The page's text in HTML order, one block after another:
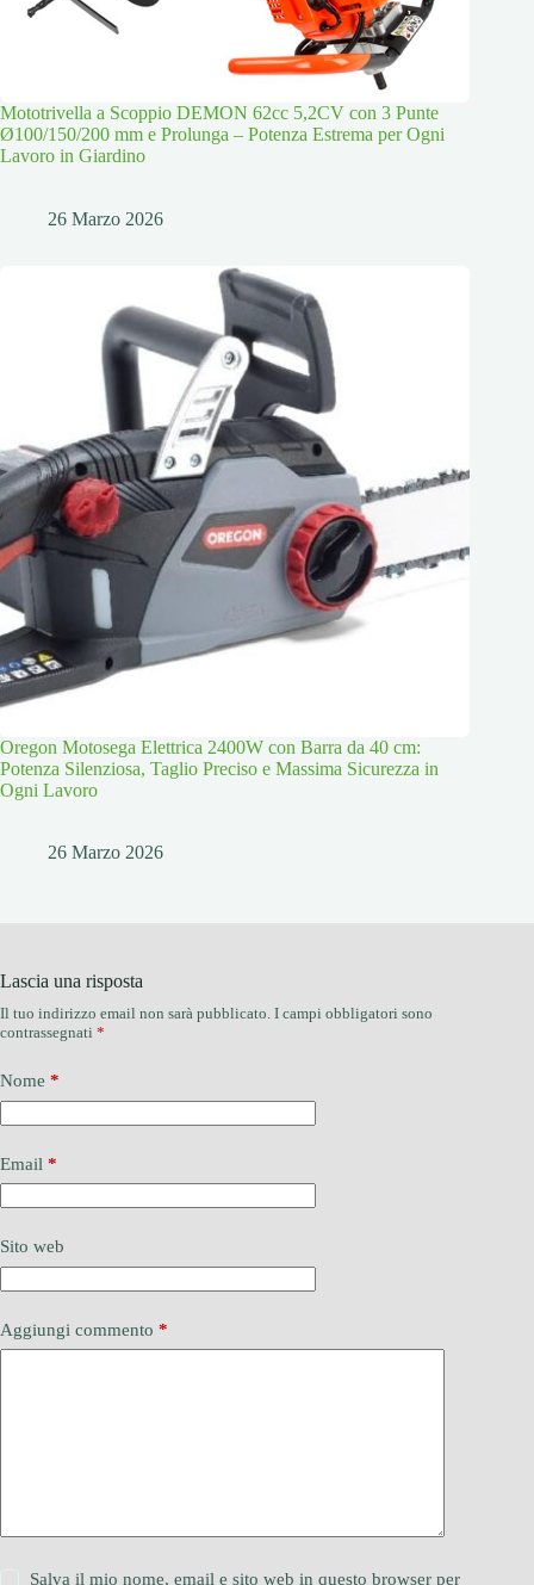
Mototrivella a Scoppio DEMON 62cc 5,2CV con 3 Punte
Ø100/150/200 mm e Prolunga – Potenza Estrema per Ogni
Lavoro in Giardino
26 Marzo 2026
Oregon Motosega Elettrica 2400W con Barra da 40 cm:
Potenza Silenziosa, Taglio Preciso e Massima Sicurezza in
Ogni Lavoro
26 Marzo 2026
Lascia una risposta
Il tuo indirizzo email non sarà pubblicato. I campi obbligatori sono
contrassegnati *
Nome *
Email *
Sito web
Aggiungi commento *
Salva il mio nome, email e sito web in questo browser per